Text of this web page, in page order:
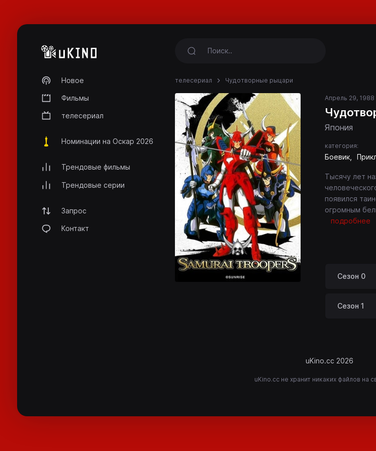
Новое
Фильмы
телесериал
Номинации на Оскар 2026
Трендовые фильмы
Трендовые серии
Запрос
Контакт
телесериал Чудотворные рыцари
Апрель 29, 1988
Япония
категория:
Боевик
Тысячу лет
появился
огромным
подробнее
Сезон 0
Сезон 1
uKino.cc 2026
uKino.cc не хранит никаких файлов на